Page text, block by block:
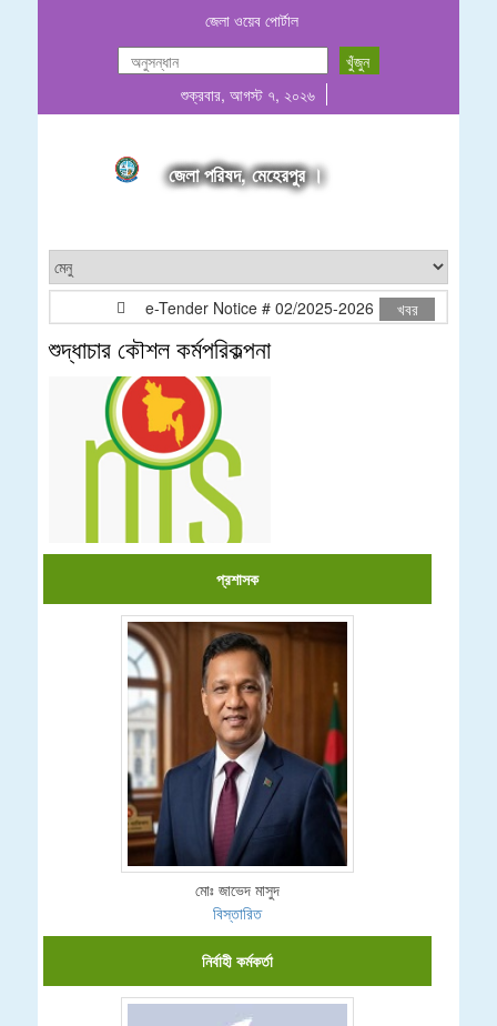
জেলা ওয়েব পোর্টাল
শুক্রবার, আগস্ট ৭, ২০২৬
জেলা পরিষদ, মেহেরপুর ।
e-Tender Notice # 02/2025-2026 খবর
শুদ্ধাচার কৌশল কর্মপরিকল্পনা
প্রশাসক
মোঃ জাভেদ মাসুদ
বিস্তারিত
নির্বাহী কর্মকর্তা